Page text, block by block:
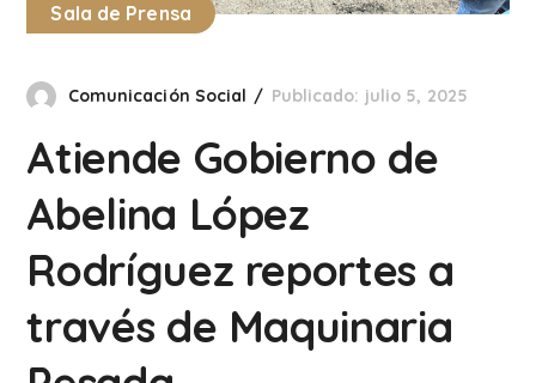
Sala de Prensa
Comunicación Social Publicado: julio 5, 2025
Atiende Gobierno de
Abelina López
Rodríguez reportes a
través de Maquinaria